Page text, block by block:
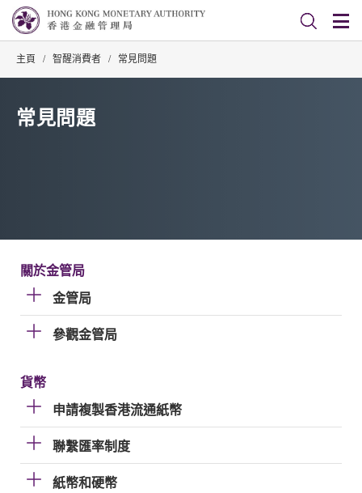
主頁 / 智醒消費者 / 常見問題
常見問題
關於金管局
金管局
參觀金管局
貨幣
申請複製香港流通紙幣
聯繫匯率制度
紙幣和硬幣